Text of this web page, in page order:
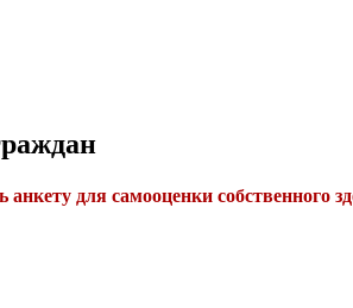
для самооценки собственного